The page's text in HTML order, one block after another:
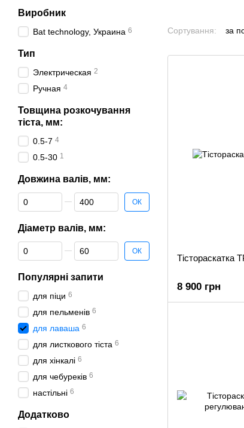
Сортування: за
Тістораскатка
8 900 грн
Виробник
Bat technology, Украина 6
Тип
Электрическая 2
Ручная 4
Товщина розкочування
тіста, мм:
0.5-7 4
0.5-30 1
Довжина валів, мм:
Від Довжина валів, мм:
До Довжина валів, мм: ОК
Діаметр валів, мм:
Від Діаметр валів, мм:
До Діаметр валів, мм: ОК
Популярні запити
для піци 6
для пельменів 6
для лаваша 6
для листкового тіста 6
для хінкалі 6
для чебуреків 6
настільні 6
Додатково